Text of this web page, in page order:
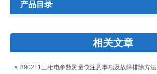
产品目录
相关文章
8902F1三相电参数测量仪注意事项及故障排除方法